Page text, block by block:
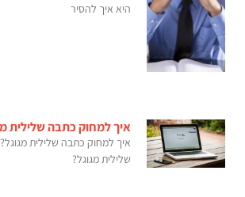
היא איך להסיר
איך למחוק כתבה שלילית
איך למחוק כתבה שלילית
שלילית מגוגל?